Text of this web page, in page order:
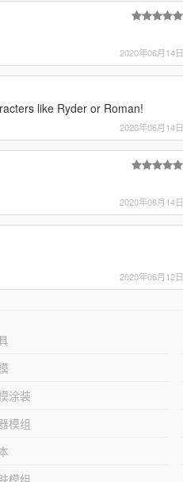
2020年06月14日
like Ryder or Roman!
2020年06月14日
2020年06月14日
2020年06月12日
涂装
模组
模组